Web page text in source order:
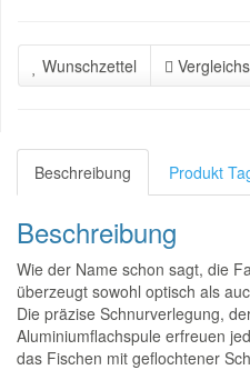
Wunschzettel
Beschreibung Produkt
Beschreibung
Wie der Name schon sagt, die
überzeugt sowohl optisch als
Die präzise Schnurverlegung,
Aluminiumflachspule erfreuen
das Fischen mit geflochtener